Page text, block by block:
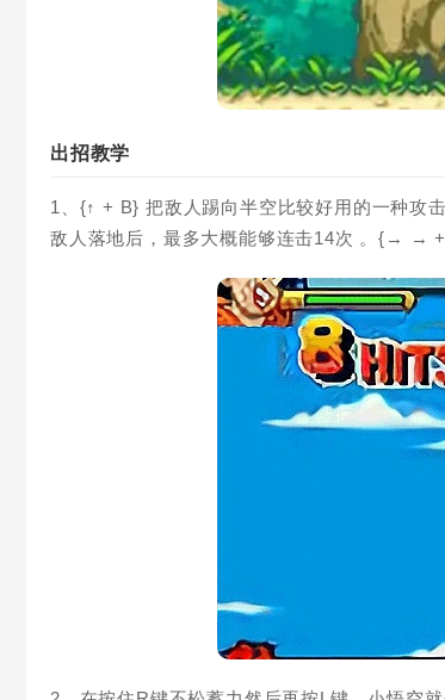
出招教学
1、{↑ + B} 把敌人踢向半空比较好用的一种
敌人落地后，最多大概能够连击14次 。{→ → +